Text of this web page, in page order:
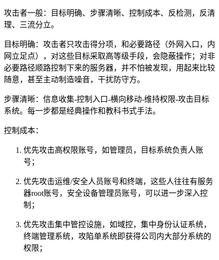
攻击者一般：目标明确、步骤清晰、控制成本、反检测，反清
理、三流分立。
目标明确：攻击者只攻击得分项，和必要路径（外网入口，内
网立足点），对这些目标采取高等级手段，会隐蔽操作；对非
必要路径顺路控制下来的服务器，并不怕被发现，用起来比较
随意，甚至主动制造噪音，干扰防守方。
步骤清晰：信息收集-控制入口-横向移动-维持权限-攻击目标
系统。每一步都是经典操作和教科书式手法。
控制成本：
优先攻击高权限账号，如管理员，目标系统负责人账
号；
优先攻击运维/安全人员账号和终端，这些人往往有服务
器root账号，安全设备管理员账号，可以进一步深入控
制；
优先攻击集中管控设施，如域控，集中身份认证系统，
终端管理系统，攻陷单系统即获得公司内大部分系统的
权限；